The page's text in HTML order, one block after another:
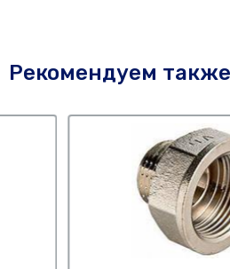
Рекомендуем также